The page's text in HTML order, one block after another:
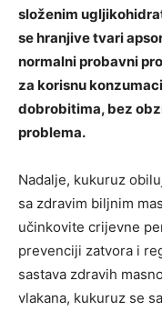
složenim
se hranjive tvari
normalni probavni
za korisnu
dobrobitima, bez
problema.
Nadalje, kukuruz
sa zdravim biljnim
učinkovite crijevne
prevenciji zatvora i
sastava zdravih
vlakana, kukuruz se